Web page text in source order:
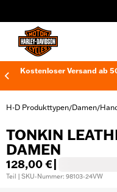
Kostenloser Versand ab
H-D Produkttypen/Damen/
TONKIN
DAMEN
128,00 €
Teil | SKU-Nummer: 98103-24VW